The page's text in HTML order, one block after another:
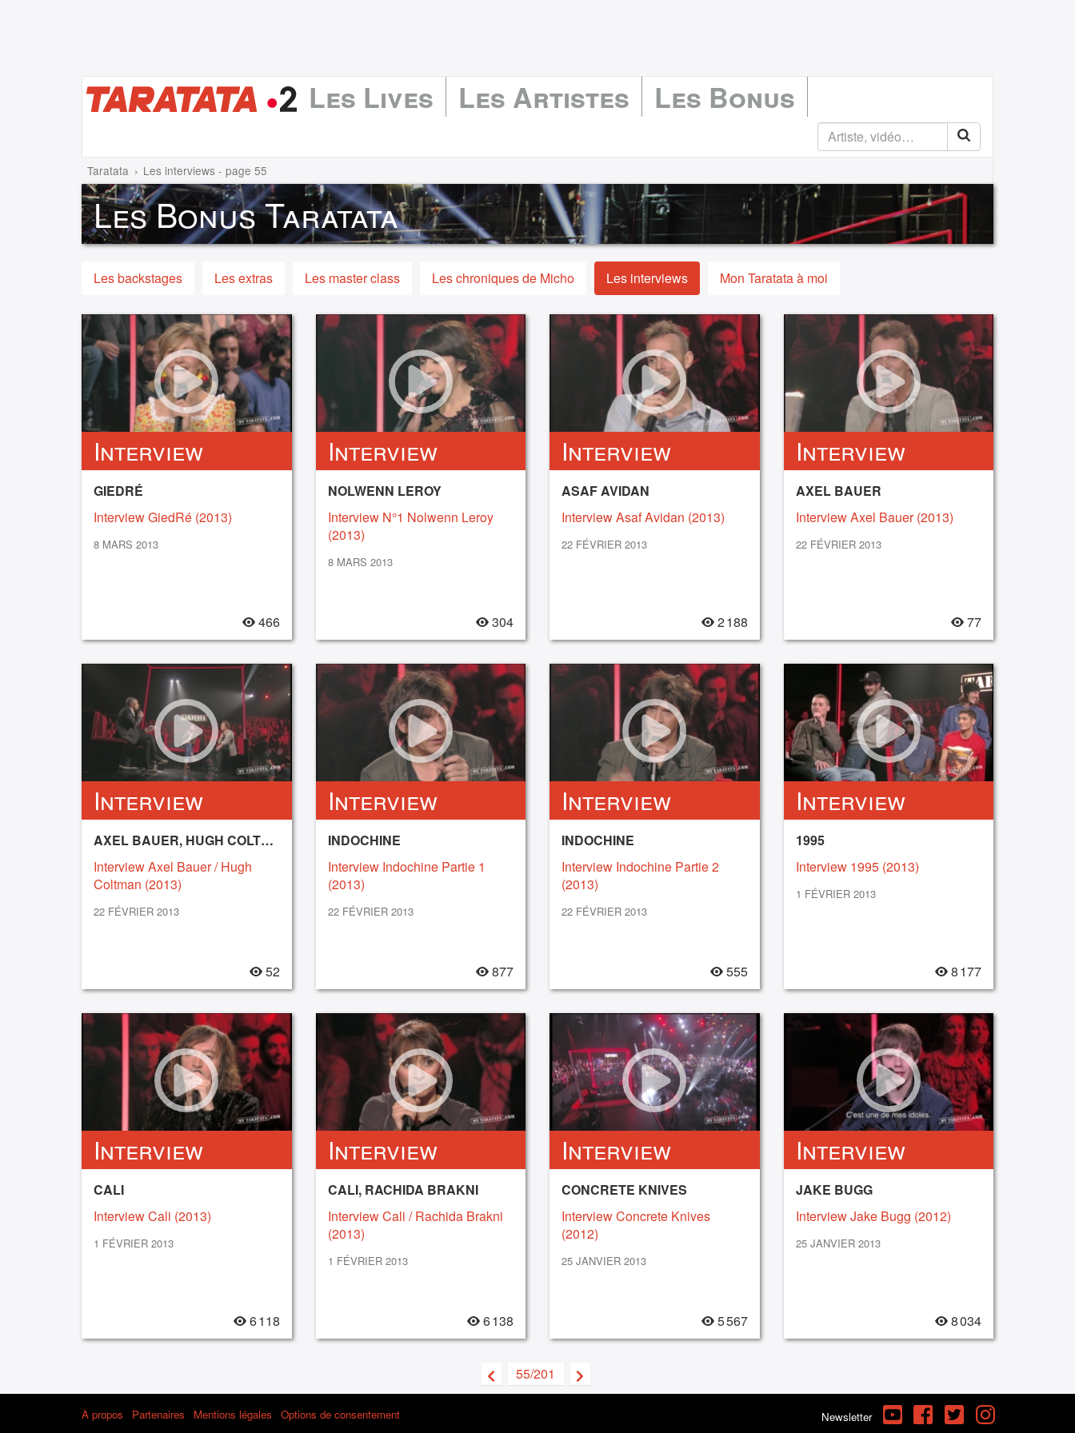
Les Lives Les Artistes Les Bonus
Taratata Les interviews - page 55
Les Bonus Taratata
Les backstages Les extras Les master class Les chroniques de Micho Les interviews Mon Taratata à moi
Interview
GIEDRÉ
Interview GiedRé (2013)
8 MARS 2013
466
Interview
NOLWENN LEROY
Interview N°1 Nolwenn Leroy
(2013)
8 MARS 2013
304
Interview
ASAF AVIDAN
Interview Asaf Avidan (2013)
22 FÉVRIER 2013
2 188
Interview
AXEL BAUER
Interview Axel Bauer (2013)
22 FÉVRIER 2013
77
Interview
AXEL BAUER, HUGH COLTMAN
Interview Axel Bauer / Hugh
Coltman (2013)
22 FÉVRIER 2013
52
Interview
INDOCHINE
Interview Indochine Partie 1
(2013)
22 FÉVRIER 2013
877
Interview
INDOCHINE
Interview Indochine Partie 2
(2013)
22 FÉVRIER 2013
555
Interview
1995
Interview 1995 (2013)
1 FÉVRIER 2013
8 177
Interview
CALI
Interview Cali (2013)
1 FÉVRIER 2013
6 118
Interview
CALI, RACHIDA BRAKNI
Interview Cali / Rachida Brakni
(2013)
1 FÉVRIER 2013
6 138
Interview
CONCRETE KNIVES
Interview Concrete Knives
(2012)
25 JANVIER 2013
5 567
Interview
JAKE BUGG
Interview Jake Bugg (2012)
25 JANVIER 2013
8 034
55/201
À propos Partenaires Mentions légales Options de consentement Newsletter YouTube FacebookTwitterInstagram